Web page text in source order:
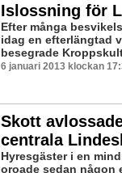
Islossning för
Efter många
idag en efterlängtad
besegrade
6 januari 2013 klockan
Skott
centrala
Hyresgäster i en
oroade sedan någon